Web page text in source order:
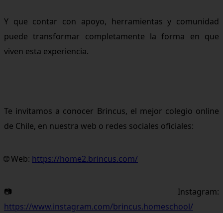
Y que contar con apoyo, herramientas y comunidad
puede transformar completamente la forma en que
viven esta experiencia.
Te invitamos a conocer Brincus, el mejor colegio online
de Chile, en nuestra web o redes sociales oficiales:
🌐 Web: https://home2.brincus.com/
📷 Instagram:
https://www.instagram.com/brincus.homeschool/